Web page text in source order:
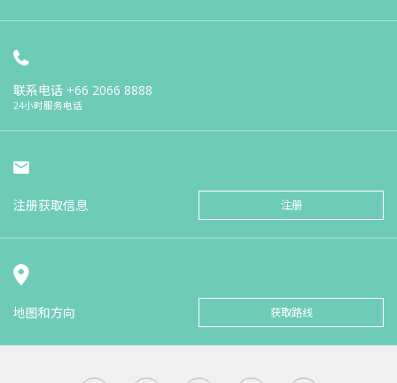
联系电话 +66 2066 8888
24小时服务电话
注册获取信息 注册
地图和方向 获取路线